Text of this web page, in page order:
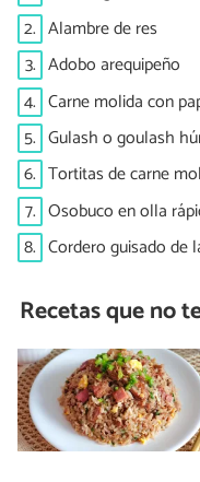
2. Alambre de res
3. Adobo arequipeño
4. Carne molida con
5. Gulash o goulash
6. Tortitas de carne
7. Osobuco en olla
8. Cordero guisado de
Recetas que no